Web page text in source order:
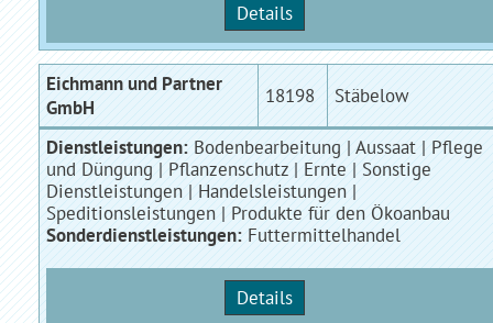
Details
Eichmann und Partner
GmbH
18198 Stäbelow
Dienstleistungen: Bodenbearbeitung | Aussaat | Pflege
und Düngung | Pflanzenschutz | Ernte | Sonstige
Dienstleistungen | Handelsleistungen |
Speditionsleistungen | Produkte für den Ökoanbau
Sonderdienstleistungen: Futtermittelhandel
Details